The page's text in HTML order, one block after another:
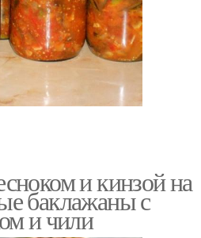
и кинзой на
баклажаны с
и чили